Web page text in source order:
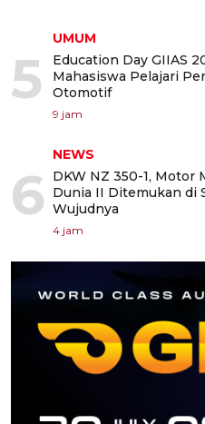
5
UMUM
Education Day GIIAS
Mahasiswa Pelajari
Otomotif
9 jam
6
NEWS
DKW NZ 350-1, Motor
Dunia II Ditemukan di
Wujudnya
4 jam